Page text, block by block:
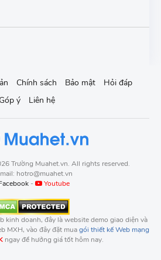
Chính sách Bảo mật
Hỏi đáp
Góp ý
Liên hệ
Trường Muahet.vn. All rights reserved.
hotro@muahet.vn
- Youtube
kinh doanh, đây là website demo giao diện và
MXH, vào đây đặt muagói thiết kế Web mạng
ngay để hưởng giá tốt hôm nay.